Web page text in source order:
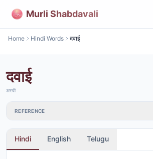
Murli Shabdavali
Home Hindi Words दवाई
दवाई
अरबी
REFERENCE
Hindi English Telugu